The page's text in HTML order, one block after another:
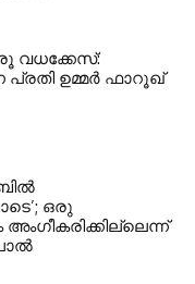
വധക്കേസ്:
പ്രതി ഉമ്മർ ഫാറൂഖ്
ബിൽ
ഒരു